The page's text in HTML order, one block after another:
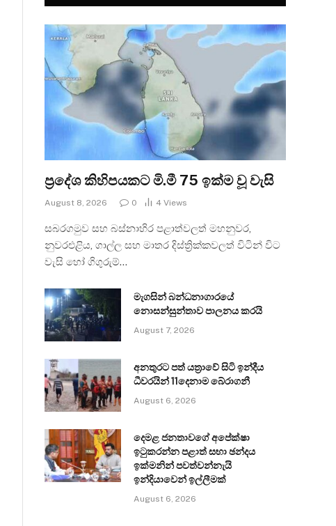
ප්‍රදේශ කිහිපයකට මි.මී 75 ඉක්ම වූ වැසි
August 8, 2026 0 4 Views
සබරගමුව සහ බස්නාහිර පළාත්වලත් මහනුවර,
නුවරඑළිය, ගාල්ල සහ මාතර දිස්ත්‍රික්කවලත් විටින් විට
වැසි හෝ ගිගුරුම්…
මැගසින් බන්ධනාගාරයේ
නොසන්සුන්තාව පාලනය කරයි
August 7, 2026
අනතුරට පත් යත්‍රාවේ සිටි ඉන්දීය
ධීවරයින් 11දෙනාම බේරාගනී
August 6, 2026
දෙමළ ජනතාවගේ අපේක්ෂා
ඉටුකරන්න පළාත් සභා ඡන්දය
ඉක්මනින් පවත්වන්නැයි
ඉන්දියාවෙන් ඉල්ලීමක්
August 6, 2026